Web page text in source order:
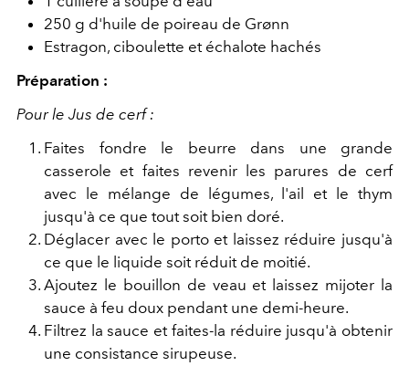
250 g d'huile de poireau de Grønn
Estragon, ciboulette et échalote hachés
Préparation :
Pour le Jus de cerf :
Faites fondre le beurre dans une grande
casserole et faites revenir les parures de cerf
avec le mélange de légumes, l'ail et le thym
jusqu'à ce que tout soit bien doré.
Déglacer avec le porto et laissez réduire jusqu'à
ce que le liquide soit réduit de moitié.
Ajoutez le bouillon de veau et laissez mijoter la
sauce à feu doux pendant une demi-heure.
Filtrez la sauce et faites-la réduire jusqu'à obtenir
une consistance sirupeuse.